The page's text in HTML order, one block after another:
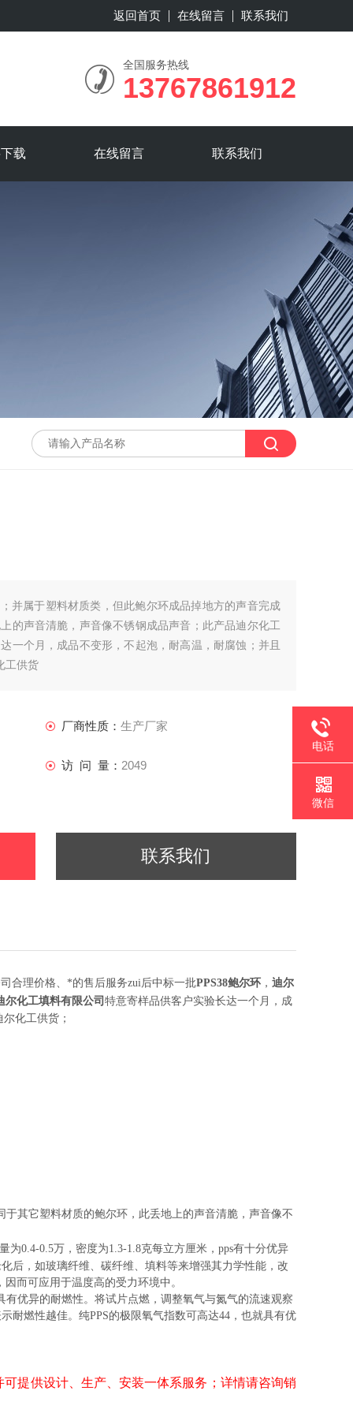
返回首页 在线留言 联系我们
全国服务热线
13767861912
载 在线留言 联系我们
并属于塑料材质类，但此鲍尔环成品掉地方的声音完成
的声音清脆，声音像不锈钢成品声音；此产品迪尔化工
一个月，成品不变形，不起泡，耐高温，耐腐蚀；并且
工供货
厂商性质： 生产厂家
访 问 量： 2049
联系我们
合理价格、*的售后服务zui后中标一批PPS38鲍尔环 ， 迪尔
尔化工填料有限公司 特意寄样品供客户实验长达一个月，成
化工供货；
于其它塑料材质的鲍尔环，此丢地上的声音清脆，声音像不
为0.4-0.5万，密度为1.3-1.8克每立方厘米，pps有十分优异
后，如玻璃纤维、碳纤维、填料等来增强其力学性能，改
而可应用于温度高的受力环境中。
异的耐燃性。将试片点燃，调整氧气与氮气的流速观察
耐燃性越佳。纯PPS的极限氧气指数可高达44，也就具有优
提供设计、生产、安装一体系服务；详情请咨询销
电话
微信